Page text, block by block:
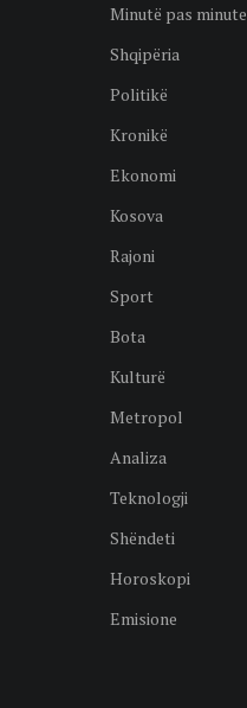
Minutë pas minute
Shqipëria
Politikë
Kronikë
Ekonomi
Kosova
Rajoni
Sport
Bota
Kulturë
Metropol
Analiza
Teknologji
Shëndeti
Horoskopi
Emisione